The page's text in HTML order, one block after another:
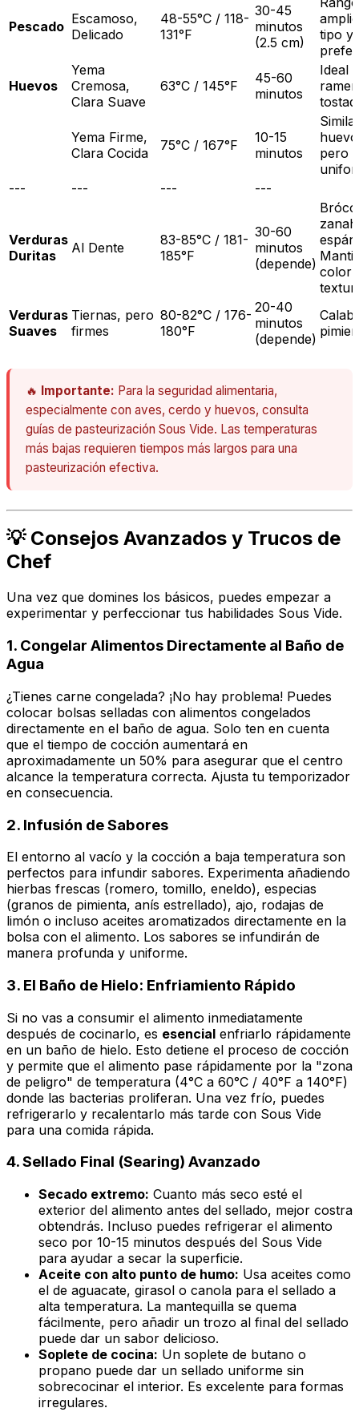
Pescado Escamoso,
Delicado
48-55°C / 118-
131°F
30-45
minutos
(2.5 cm)
tipo y
Huevos
Yema
Cremosa,
Clara Suave
63°C / 145°F
45-60
minutos
Ideal
Yema Firme,
Clara Cocida
75°C / 167°F
10-15
minutos
pero
---
--- --- ---
Verduras
Duritas
Al Dente
83-85°C / 181-
185°F
30-60
minutos
(depende) color
Verduras
Suaves
Tiernas, pero
firmes
80-82°C / 176-
180°F
20-40
minutos
(depende)
🔥 Importante: Para la seguridad alimentaria,
especialmente con aves, cerdo y huevos, consulta
guías de pasteurización Sous Vide. Las temperaturas
más bajas requieren tiempos más largos para una
pasteurización efectiva.
💡 Consejos Avanzados y Trucos de
Chef
Una vez que domines los básicos, puedes empezar a
experimentar y perfeccionar tus habilidades Sous Vide.
1. Congelar Alimentos Directamente al Baño de
Agua
¿Tienes carne congelada? ¡No hay problema! Puedes
colocar bolsas selladas con alimentos congelados
directamente en el baño de agua. Solo ten en cuenta
que el tiempo de cocción aumentará en
aproximadamente un 50% para asegurar que el centro
alcance la temperatura correcta. Ajusta tu temporizador
en consecuencia.
2. Infusión de Sabores
El entorno al vacío y la cocción a baja temperatura son
perfectos para infundir sabores. Experimenta añadiendo
hierbas frescas (romero, tomillo, eneldo), especias
(granos de pimienta, anís estrellado), ajo, rodajas de
limón o incluso aceites aromatizados directamente en la
bolsa con el alimento. Los sabores se infundirán de
manera profunda y uniforme.
3. El Baño de Hielo: Enfriamiento Rápido
Si no vas a consumir el alimento inmediatamente
después de cocinarlo, es esencial enfriarlo rápidamente
en un baño de hielo. Esto detiene el proceso de cocción
y permite que el alimento pase rápidamente por la "zona
de peligro" de temperatura (4°C a 60°C / 40°F a 140°F)
donde las bacterias proliferan. Una vez frío, puedes
refrigerarlo y recalentarlo más tarde con Sous Vide
para una comida rápida.
4.Sellado Final (Searing) Avanzado
Secado extremo: Cuanto más seco esté el
exterior del alimento antes del sellado, mejor costra
obtendrás. Incluso puedes refrigerar el alimento
seco por 10-15 minutos después del Sous Vide
para ayudar a secar la superficie.
Aceite con alto punto de humo: Usa aceites como
el de aguacate, girasol o canola para el sellado a
alta temperatura. La mantequilla se quema
fácilmente, pero añadir un trozo al final del sellado
puede dar un sabor delicioso.
Soplete de cocina: Un soplete de butano o
propano puede dar un sellado uniforme sin
sobrecocinar el interior. Es excelente para formas
irregulares.